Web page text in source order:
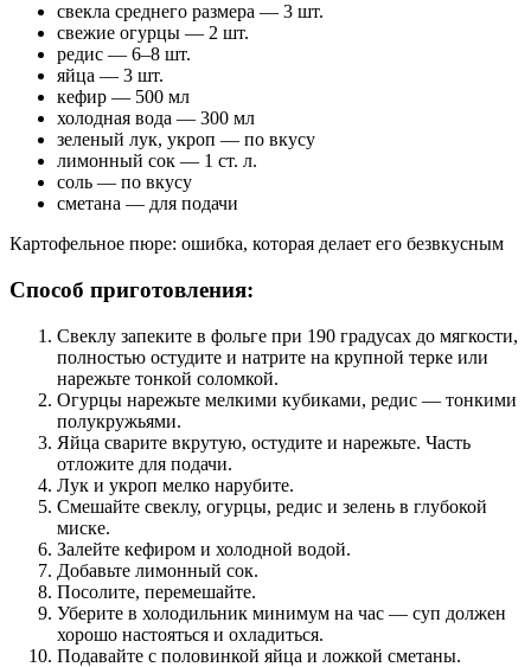
свекла среднего размера — 3 шт.
свежие огурцы — 2 шт.
редис — 6–8 шт.
яйца — 3 шт.
кефир — 500 мл
холодная вода — 300 мл
зеленый лук, укроп — по вкусу
лимонный сок — 1 ст. л.
соль — по вкусу
сметана — для подачи
Картофельное пюре: ошибка, которая делает его безвкусным
Способ приготовления:
Свеклу запеките в фольге при 190 градусах до мягкости,
полностью остудите и натрите на крупной терке или
нарежьте тонкой соломкой.
Огурцы нарежьте мелкими кубиками, редис — тонкими
полукружьями.
Яйца сварите вкрутую, остудите и нарежьте. Часть
отложите для подачи.
Лук и укроп мелко нарубите.
Смешайте свеклу, огурцы, редис и зелень в глубокой
миске.
Залейте кефиром и холодной водой.
Добавьте лимонный сок.
Посолите, перемешайте.
Уберите в холодильник минимум на час — суп должен
хорошо настояться и охладиться.
Подавайте с половинкой яйца и ложкой сметаны.